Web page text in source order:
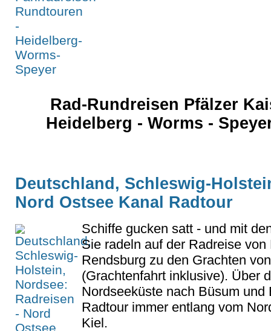
Rad-Rundreisen Pfälzer
Heidelberg - Worms -
Deutschland, Schleswig-
Nord Ostsee Kanal Radtour
Schiffe gucken satt - und mit
Sie radeln auf der Radreise von
Rendsburg zu den Grachten
(Grachtenfahrt inklusive). Über
Nordseeküste nach Büsum
Radtour immer entlang vom
Kiel.